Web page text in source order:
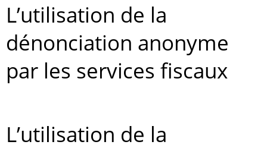
L’utilisation de la
dénonciation anonyme
par les services fiscaux
L’utilisation de la